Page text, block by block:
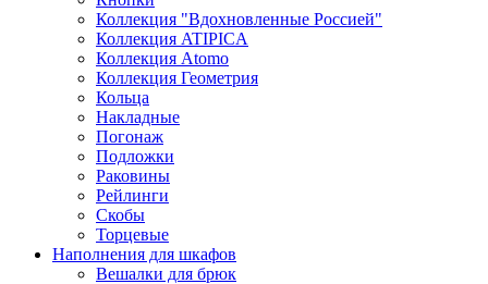
Коллекция "Вдохновленные Россией"
Коллекция ATIPICA
Коллекция Atomo
Коллекция Геометрия
Кольца
Накладные
Погонаж
Подложки
Раковины
Рейлинги
Скобы
Торцевые
Наполнения для шкафов
Вешалки для брюк